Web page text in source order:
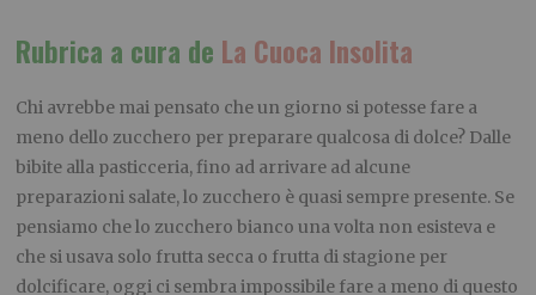
Rubrica a cura de La Cuoca Insolita
Chi avrebbe mai pensato che un giorno si potesse fare a
meno dello zucchero per preparare qualcosa di dolce? Dalle
bibite alla pasticceria, fino ad arrivare ad alcune
preparazioni salate, lo zucchero è quasi sempre presente. Se
pensiamo che lo zucchero bianco una volta non esisteva e
che si usava solo frutta secca o frutta di stagione per
dolcificare, oggi ci sembra impossibile fare a meno di questo